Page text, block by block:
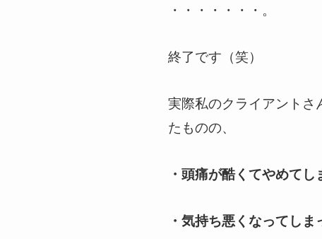
・・・・・・・。
終了です（笑）
実際私のクライアントさ
たものの、
・頭痛が酷くてやめてし
・気持ち悪くなってしま